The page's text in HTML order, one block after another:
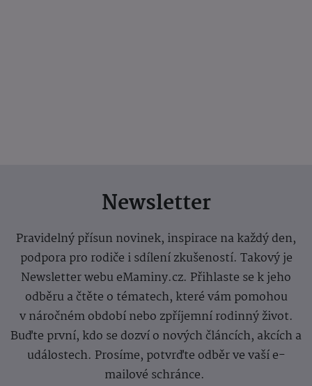
Newsletter
Pravidelný přísun novinek, inspirace na každý den,
podpora pro rodiče i sdílení zkušeností. Takový je
Newsletter webu eMaminy.cz. Přihlaste se k jeho
odběru a čtěte o tématech, které vám pomohou
v náročném období nebo zpříjemní rodinný život.
Buďte první, kdo se dozví o nových článcích, akcích a
událostech. Prosíme, potvrďte odběr ve vaší e-
mailové schránce.